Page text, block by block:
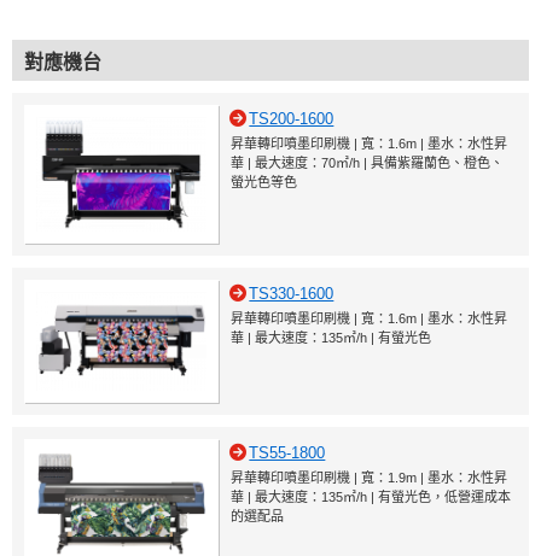
對應機台
TS200-1600
昇華轉印噴墨印刷機 | 寬：1.6m | 墨水：水性昇
華 | 最大速度：70㎡/h | 具備紫羅蘭色、橙色、
螢光色等色
TS330-1600
昇華轉印噴墨印刷機 | 寬：1.6m | 墨水：水性昇
華 | 最大速度：135㎡/h | 有螢光色
TS55-1800
昇華轉印噴墨印刷機 | 寬：1.9m | 墨水：水性昇
華 | 最大速度：135㎡/h | 有螢光色，低營運成本
的選配品